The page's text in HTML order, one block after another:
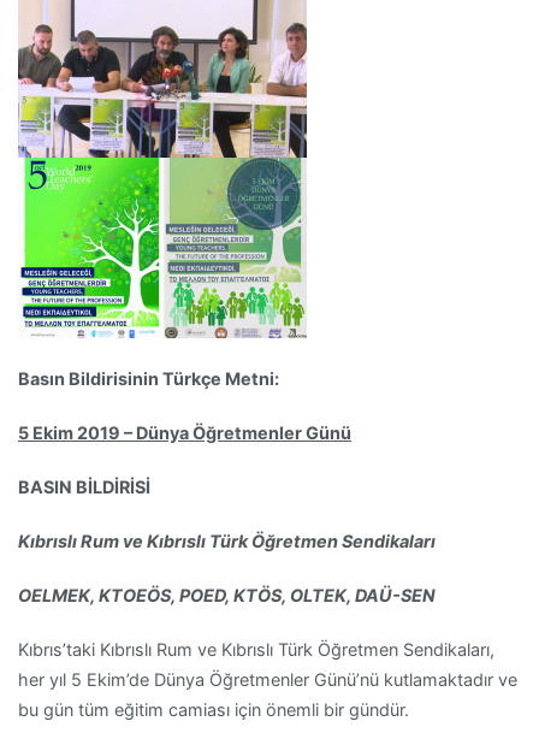
Basın Bildirisinin Türkçe Metni:
5 Ekim 2019 – Dünya Öğretmenler Günü
BASIN BİLDİRİSİ
Kıbrıslı Rum ve Kıbrıslı Türk Öğretmen Sendikaları
OELMEK, KTOEÖS, POED, KTÖS, OLTEK, DAÜ-SEN
Kıbrıs’taki Kıbrıslı Rum ve Kıbrıslı Türk Öğretmen Sendikaları,
her yıl 5 Ekim’de Dünya Öğretmenler Günü’nü kutlamaktadır ve
bu gün tüm eğitim camiası için önemli bir gündür.